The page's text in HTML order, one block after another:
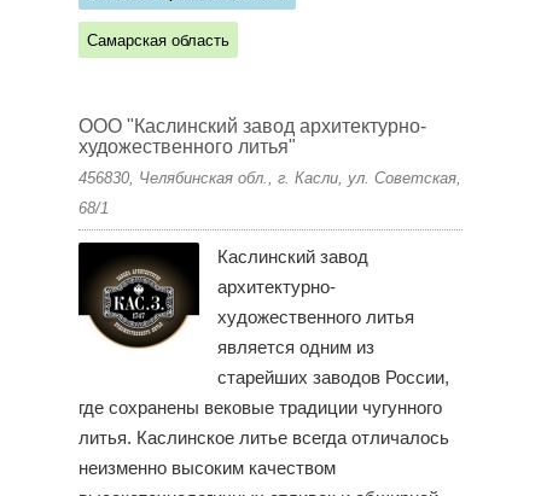
Самарская область
ООО "Каслинский завод архитектурно-
художественного литья"
456830, Челябинская обл., г. Касли, ул. Советская,
68/1
Каслинский завод
архитектурно-
художественного литья
является одним из
старейших заводов России,
где сохранены вековые традиции чугунного
литья. Каслинское литье всегда отличалось
неизменно высоким качеством